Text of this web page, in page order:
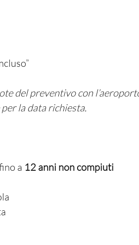
del preventivo con
la data richiesta.
a 12 anni non compiuti